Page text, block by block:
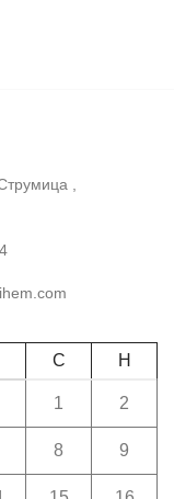
,
С Н
1 2
8 9